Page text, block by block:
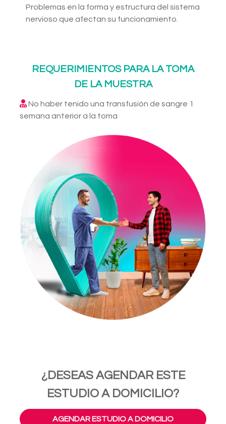
Problemas en la forma y estructura del sistema
nervioso que afectan su funcionamiento.
REQUERIMIENTOS PARA LA TOMA
DE LA MUESTRA
No haber tenido una transfusión de sangre 1
semana anterior a la toma
¿DESEAS AGENDAR ESTE
ESTUDIO A DOMICILIO?
AGENDAR ESTUDIO A DOMICILIO